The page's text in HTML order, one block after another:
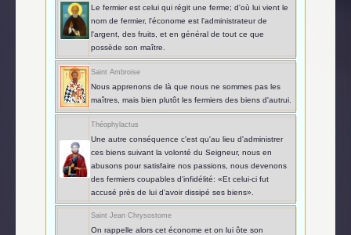
Le fermier est celui qui régit une ferme; d'où lui vient le
nom de fermier, l'économe est l'administrateur de
l'argent, des fruits, et en général de tout ce que
possède son maître.
Saint Ambroise
Nous apprenons de là que nous ne sommes pas les
maîtres, mais bien plutôt les fermiers des biens d'autrui.
Théophylactus
Une autre conséquence c'est qu'au lieu d'administrer
ces biens suivant la volonté du Seigneur, nous en
abusons pour satisfaire nos passions, nous devenons
des fermiers coupables d'infidélité: «Et celui-ci fut
accusé près de lui d'avoir dissipé ses biens».
Saint Jean Chrysostome
On rappelle alors cet économe et on lui ôte son